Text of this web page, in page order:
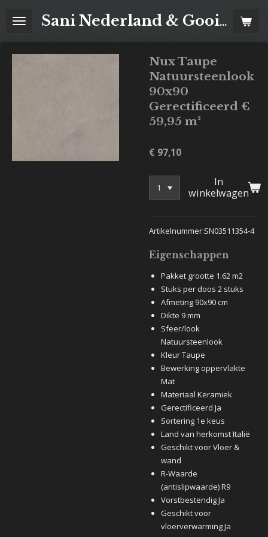
direct
hoofdinhoud
Sani Nederland & Goois Tegelhuis
Nux Taupe
Natuursteenlook
90x90
Gerectificeerd €
59,95 m²
€ 97,10
In
winkelwagen
Artikelnummer:SN03511354-4
Eigenschappen
Pakket grootte 1.62 m2
Stuks per doos 2 stuks
Afmeting 90x90 cm
Dikte 9 mm
Sfeer/look
Natuursteenlook
Kleur Taupe
Bewerking oppervlakte
Mat
Materiaal Keramiek
Gerectificeerd Ja
Sortering 1e keus
Land van herkomst Italië
Geschikt voor Vloer &
wand
R-Waarde
(antislipwaarde) R9
Vorstbestendig Ja
Geschikt voor
vloerverwarming Ja